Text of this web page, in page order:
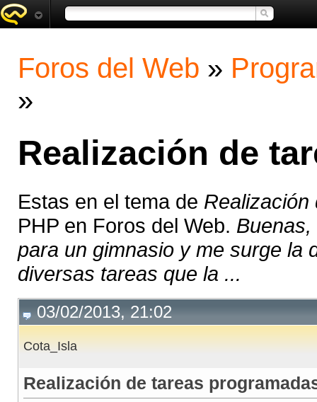
Foros del Web »
»
Realización de
Estas en el tema de Realización
PHP en Foros del Web.
para un gimnasio y me surge la
diversas tareas que la ...
03/02/2013, 21:02
Cota_Isla
Realización de tareas